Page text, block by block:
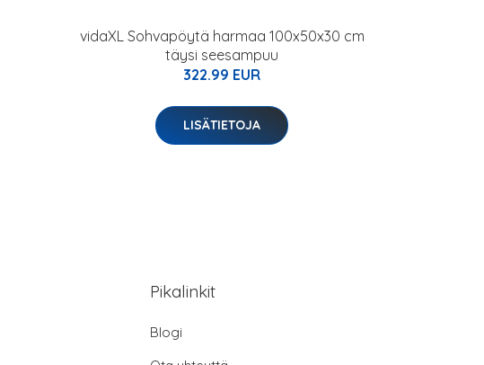
vidaXL Sohvapöytä harmaa 100x50x30 cm
täysi seesampuu
322.99 EUR
LISÄTIETOJA
Pikalinkit
Blogi